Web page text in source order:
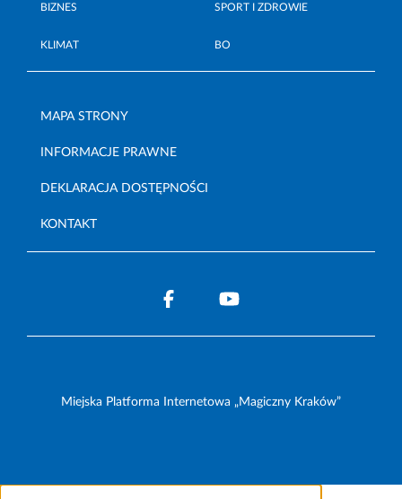
BIZNES SPORT I ZDROWIE
KLIMAT BO
MAPA STRONY
INFORMACJE PRAWNE
DEKLARACJA DOSTĘPNOŚCI
KONTAKT
Miejska Platforma Internetowa „Magiczny Kraków”